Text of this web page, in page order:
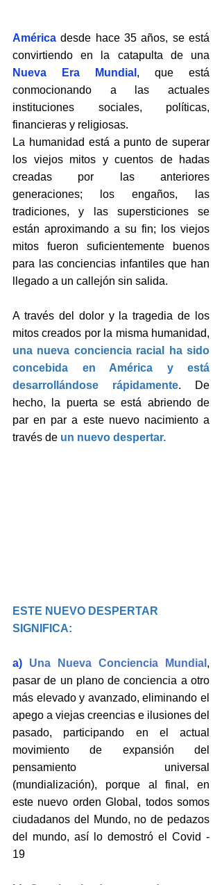
América desde hace 35 años, se está
Nueva Era Mundial , que está
conmocionando a las actuales
instituciones sociales, políticas,
financieras y religiosas.
La humanidad está a punto de superar
los viejos mitos y cuentos de hadas
creadas por las anteriores
generaciones; los engaños, las
tradiciones, y las supersticiones se
están aproximando a su fin; los viejos
mitos fueron suficientemente buenos
para las conciencias infantiles que han
llegado a un callejón sin salida.
A través del dolor y la tragedia de los
una nueva conciencia racial ha sido
concebida en América y está
desarrollándose rápidamente. De
hecho, la puerta se está abriendo de
par en par a este nuevo nacimiento a
través de un nuevo despertar.
ESTE NUEVO DESPERTAR
SIGNIFICA:
a) Una Nueva Conciencia Mundial ,
pasar de un plano de conciencia a otro
más elevado y avanzado, eliminando el
apego a viejas creencias e ilusiones del
pasado, participando en el actual
movimiento de expansión del
pensamiento universal
(mundialización), porque al final, en
este nuevo orden Global, todos somos
ciudadanos del Mundo, no de pedazos
del mundo, así lo demostró el Covid -
19